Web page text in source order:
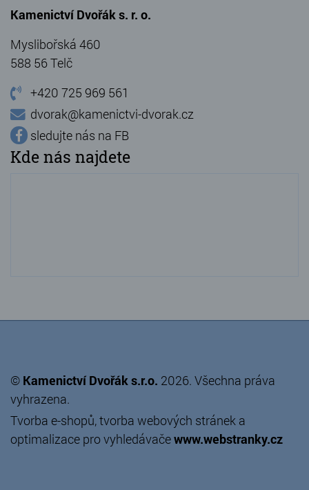
Kamenictví Dvořák s. r. o.
Myslibořská 460
588 56 Telč
+420 725 969 561
dvorak@kamenictvi-dvorak.cz
sledujte nás na FB
Kde nás najdete
© Kamenictví Dvořák s.r.o. 2026. Všechna práva
vyhrazena.
Tvorba e-shopů,tvorba webových stránek a
optimalizace pro vyhledávačewww.webstranky.cz